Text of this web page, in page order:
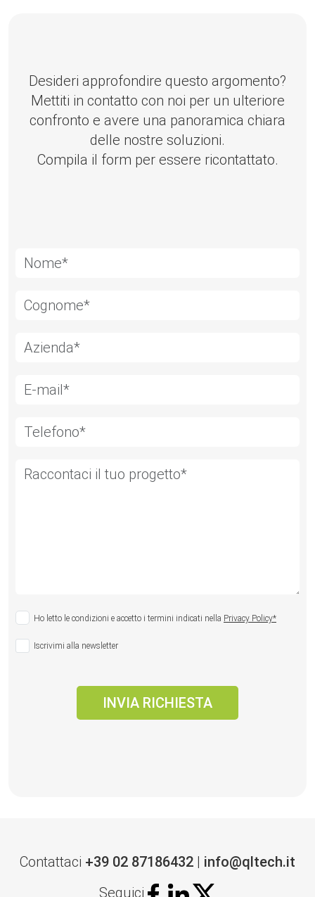
Desideri approfondire questo argomento?
Mettiti in contatto con noi per un ulteriore
confronto e avere una panoramica chiara
delle nostre soluzioni.
Compila il form per essere ricontattato.
Ho letto le condizioni e accetto i termini indicati nella Privacy Policy*
Iscrivimi alla newsletter
Contattaci +39 02 87186432 | info@qltech.it
Seguici